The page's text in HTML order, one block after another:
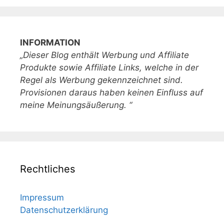
INFORMATION
„Dieser Blog enthält Werbung und Affiliate
Produkte sowie Affiliate Links, welche in der
Regel als Werbung gekennzeichnet sind.
Provisionen daraus haben keinen Einfluss auf
meine Meinungsäußerung. “
Rechtliches
Impressum
Datenschutzerklärung